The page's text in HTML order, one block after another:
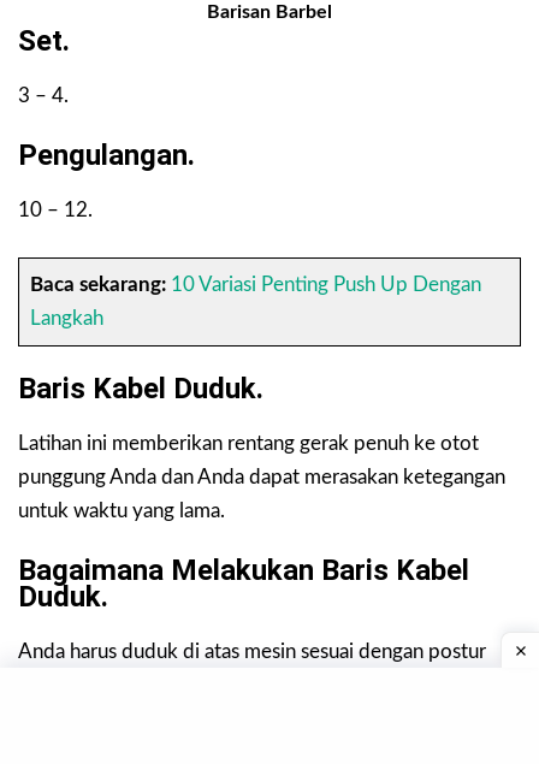
Barisan Barbel
Set.
3 – 4.
Pengulangan.
10 – 12.
Baca sekarang: 10 Variasi Penting Push Up Dengan
Langkah
Baris Kabel Duduk.
Latihan ini memberikan rentang gerak penuh ke otot
punggung Anda dan Anda dapat merasakan ketegangan
untuk waktu yang lama.
Bagaimana Melakukan Baris Kabel
Duduk.
Anda harus duduk di atas mesin sesuai dengan postur